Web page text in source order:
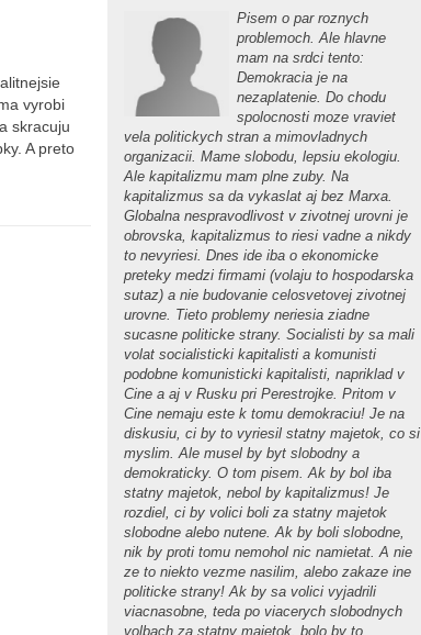
vyrobi
skracuju
A preto
Pisem o par roznych
problemoch. Ale hlavne
mam na srdci tento:
Demokracia je na
nezaplatenie. Do chodu
spolocnosti moze vraviet
vela politickych stran a mimovladnych
organizacii. Mame slobodu, lepsiu ekologiu.
Ale kapitalizmu mam plne zuby. Na
kapitalizmus sa da vykaslat aj bez Marxa.
Globalna nespravodlivost v zivotnej urovni je
obrovska, kapitalizmus to riesi vadne a nikdy
to nevyriesi. Dnes ide iba o ekonomicke
preteky medzi firmami (volaju to hospodarska
sutaz) a nie budovanie celosvetovej zivotnej
urovne. Tieto problemy neriesia ziadne
sucasne politicke strany. Socialisti by sa mali
volat socialisticki kapitalisti a komunisti
podobne komunisticki kapitalisti, napriklad v
Cine a aj v Rusku pri Perestrojke. Pritom v
Cine nemaju este k tomu demokraciu! Je na
diskusiu, ci by to vyriesil statny majetok, co si
myslim. Ale musel by byt slobodny a
demokraticky. O tom pisem. Ak by bol iba
statny majetok, nebol by kapitalizmus! Je
rozdiel, ci by volici boli za statny majetok
slobodne alebo nutene. Ak by boli slobodne,
nik by proti tomu nemohol nic namietat. A nie
ze to niekto vezme nasilim, alebo zakaze ine
politicke strany! Ak by sa volici vyjadrili
viacnasobne, teda po viacerych slobodnych
volbach za statny majetok, bolo by to